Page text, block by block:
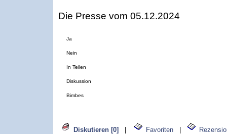
Die Presse vom 05.12.2024
Ja
Nein
In Teilen
Diskussion
Bimbes
Diskutieren [0] Favoriten